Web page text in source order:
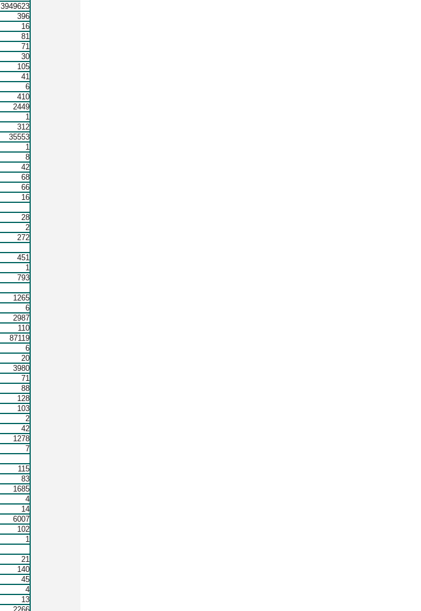
3949623
396
16
81
71
30
105
41
6
410
2449
1
312
35553
1
8
42
68
66
16
28
2
272
451
1
793
1265
6
2987
110
87119
6
20
3980
71
88
128
103
2
42
1278
7
115
83
1685
4
14
6007
102
1
21
140
45
4
13